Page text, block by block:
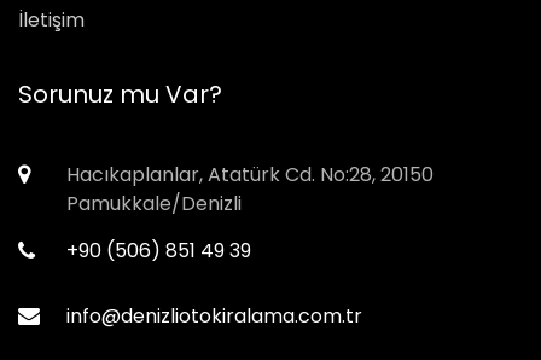
İletişim
Sorunuz mu Var?
Hacıkaplanlar, Atatürk Cd. No:28, 20150
Pamukkale/Denizli
+90 (506) 851 49 39
info@denizliotokiralama.com.tr